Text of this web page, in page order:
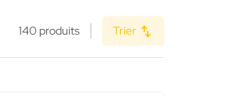
140 produits Trier